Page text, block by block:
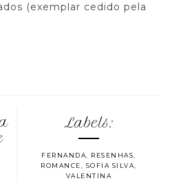
(exemplar cedido pela
Labels:
FERNANDA RESENHAS
ROMANCE
SOFIA SILVA
VALENTINA